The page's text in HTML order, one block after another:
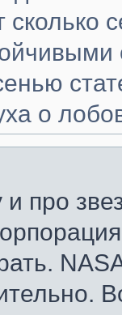
сколько
о
про